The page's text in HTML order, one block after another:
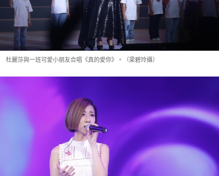
杜麗莎與一班可愛小朋友合唱《真的愛你》。（梁碧玲攝）